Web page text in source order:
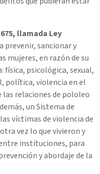
llamada Ley
prevenir, sancionar y
mujeres, en razón de su
física, psicológica, sexual,
política, violencia en el
relaciones de pololeo
un Sistema de
víctimas de violencia de
vez lo que vivieron y
instituciones, para
y abordaje de la